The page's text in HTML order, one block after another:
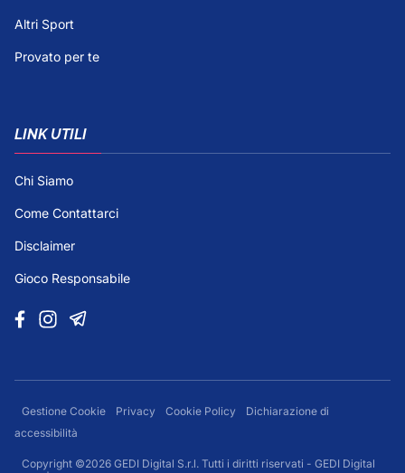
Altri Sport
Provato per te
LINK UTILI
Chi Siamo
Come Contattarci
Disclaimer
Gioco Responsabile
Gestione Cookie Privacy Cookie Policy
Dichiarazione di
accessibilità
Copyright ©2026 GEDI Digital S.r.l. Tutti i diritti riservati - GEDI Digital